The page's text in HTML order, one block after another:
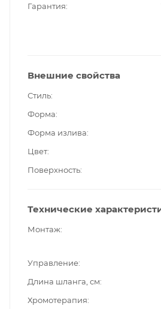
Гарантия
Внешние свойства
Стиль
Форма
Форма излива
Цвет
Поверхность
Технические
Монтаж
Управление
Длина шланга, см
Хромотерапия